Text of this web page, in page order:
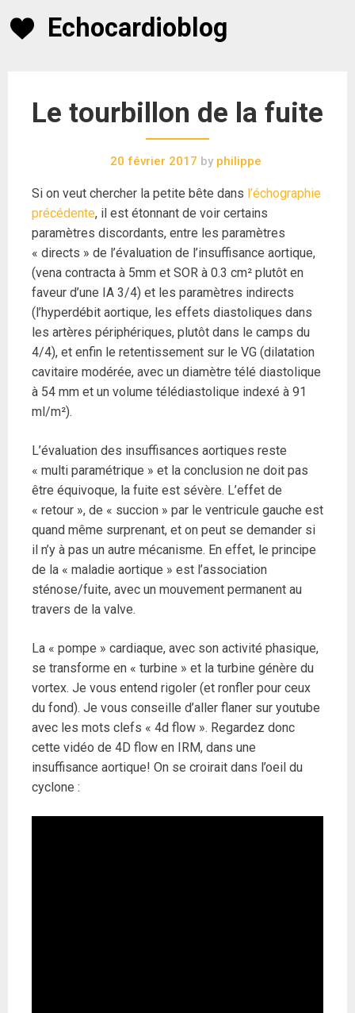
Echocardioblog
Le tourbillon de la fuite
20 février 2017 byphilippe
Si on veut chercher la petite bête dans l’échographie
précédente, il est étonnant de voir certains
paramètres discordants, entre les paramètres
« directs » de l’évaluation de l’insuffisance aortique,
(vena contracta à 5mm et SOR à 0.3 cm² plutôt en
faveur d’une IA 3/4) et les paramètres indirects
(l’hyperdébit aortique, les effets diastoliques dans
les artères périphériques, plutôt dans le camps du
4/4), et enfin le retentissement sur le VG (dilatation
cavitaire modérée, avec un diamètre télé diastolique
à 54 mm et un volume télédiastolique indexé à 91
ml/m²).
L’évaluation des insuffisances aortiques reste
« multi paramétrique » et la conclusion ne doit pas
être équivoque, la fuite est sévère. L’effet de
« retour », de « succion » par le ventricule gauche est
quand même surprenant, et on peut se demander si
il n’y à pas un autre mécanisme. En effet, le principe
de la « maladie aortique » est l’association
sténose/fuite, avec un mouvement permanent au
travers de la valve.
La « pompe » cardiaque, avec son activité phasique,
se transforme en « turbine » et la turbine génère du
vortex. Je vous entend rigoler (et ronfler pour ceux
du fond). Je vous conseille d’aller flaner sur youtube
avec les mots clefs « 4d flow ». Regardez donc
cette vidéo de 4D flow en IRM, dans une
insuffisance aortique! On se croirait dans l’oeil du
cyclone :